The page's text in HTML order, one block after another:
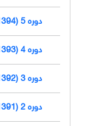
دوره 5 (1394)
دوره 4 (1393)
دوره 3 (1392)
دوره 2 (1391)